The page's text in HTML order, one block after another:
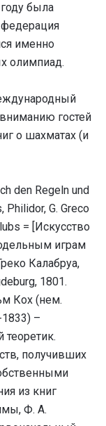
была
именно
олимпиад.
гостей
о шахматах (и
den Regeln und
G. Greco
= [Искусство
играм
Калабруа,
1801.
Кох (нем.
1833) –
получивших
из книг
Ф. А.